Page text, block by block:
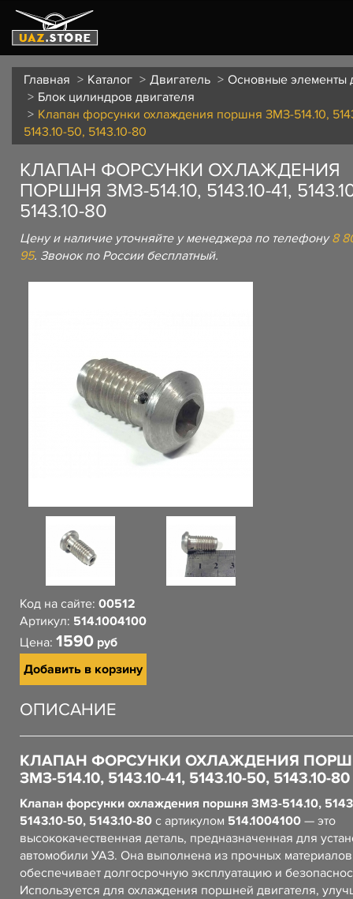
Главная Каталог Двигатель
Основные элементы
Блок цилиндров двигателя
Клапан форсунки охлаждения поршня ЗМЗ-514.10,
5143.10-50, 5143.10-80
КЛАПАН ФОРСУНКИ ОХЛАЖДЕНИЯ
ПОРШНЯ ЗМЗ-514.10, 5143.10-41,
5143.10-80
Цену и наличие уточняйте у менеджера по телефону8
95. Звонок по России бесплатный.
Код на сайте: 00512
Артикул: 514.1004100
Цена: 1590 руб
Добавить в корзину
ОПИСАНИЕ
КЛАПАН ФОРСУНКИ ОХЛАЖДЕНИЯ
ЗМЗ-514.10, 5143.10-41, 5143.10-50, 5143.10-80
Клапан форсунки охлаждения поршня ЗМЗ-514.10,
5143.10-50, 5143.10-80 с артикулом 514.1004100 — это
высококачественная деталь, предназначенная для
автомобили УАЗ. Она выполнена из прочных
обеспечивает долгосрочную эксплуатацию и
Используется для охлаждения поршней двигателя,